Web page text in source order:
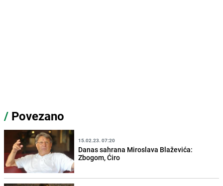
/ Povezano
15.02.23. 07:20
Danas sahrana Miroslava Blaževića:
Zbogom, Ćiro